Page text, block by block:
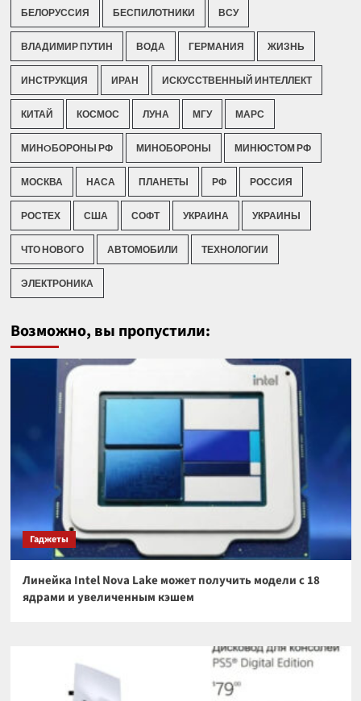
БЕЛОРУССИЯ БЕСПИЛОТНИКИ ВСУ
ВЛАДИМИР ПУТИН ВОДА ГЕРМАНИЯ ЖИЗНЬ
ИНСТРУКЦИЯ ИРАН ИСКУССТВЕННЫЙ ИНТЕЛЛЕКТ
КИТАЙ КОСМОС ЛУНА МГУ МАРС
МИНOБОРОНЫ РФ МИНОБОРОНЫ МИНЮСТОМ РФ
МОСКВА НАСА ПЛАНЕТЫ РФ РОССИЯ
РОСТЕХ США СОФТ УКРАИНА УКРАИНЫ
ЧТО НОВОГО АВТОМОБИЛИ ТЕХНОЛОГИИ
ЭЛЕКТРОНИКА
Возможно, вы пропустили:
Гаджеты
Линейка Intel Nova Lake может получить модели с 18
ядрами и увеличенным кэшем